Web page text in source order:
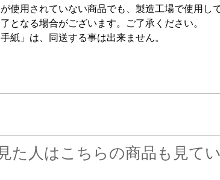
使用されていない商品でも、製造工場で使用し
となる場合がございます。ご了承ください。
紙」は、同送する事は出来ません。
た人はこちらの商品も見て